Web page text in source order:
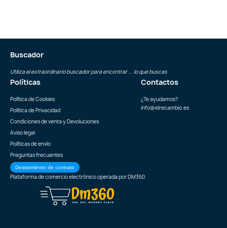
Buscador
Utiliza el extraordinario buscador para encontrar ... lo que buscas
Políticas
Política de Cookies
Política de Privacidad
Condiciones de venta y Devoluciones
Aviso legal
Políticas de envío
Preguntas frecuentes
Desistimiento de contrato
Contactos
¿Te ayudamos?
info@elrecambio.es
Plataforma de comercio electrónico operada porDM360